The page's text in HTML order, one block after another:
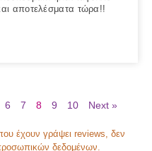
αποτελέσματα τώρα!!
6 7 8 9 10 Next »
έχουν γράψει reviews, δεν
δεδομένων.